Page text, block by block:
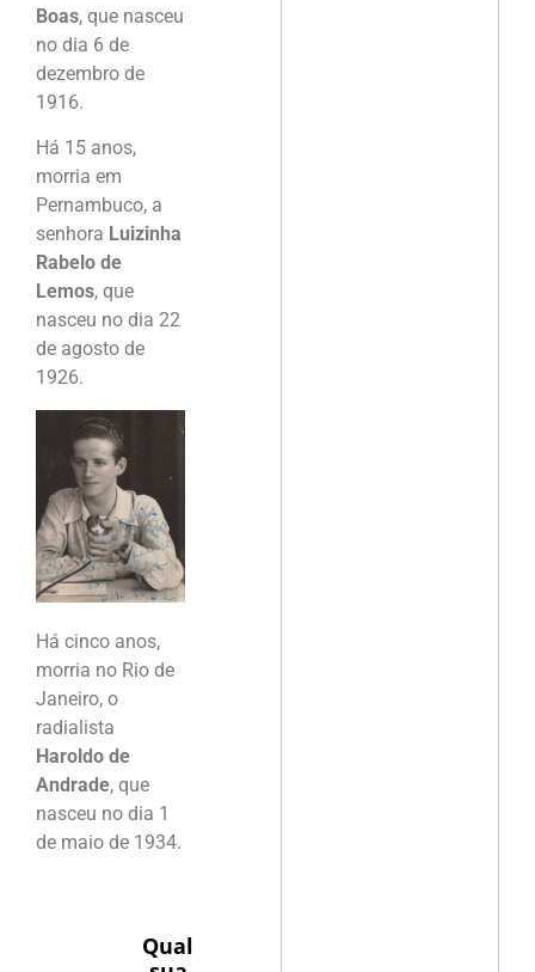
Boas, que nasceu
no dia 6 de
dezembro de
1916.
Há 15 anos,
morria em
Pernambuco, a
senhora Luizinha
Rabelo de
Lemos, que
nasceu no dia 22
de agosto de
1926.
Há cinco anos,
morria no Rio de
Janeiro, o
radialista
Haroldo de
Andrade, que
nasceu no dia 1
de maio de 1934.
Qual